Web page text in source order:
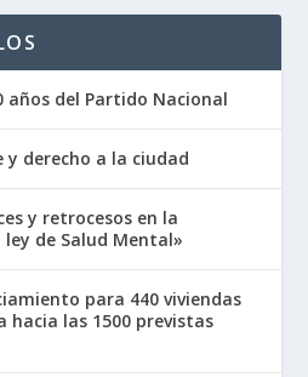
años del Partido Nacional
y derecho a la ciudad
y retrocesos en la
de Salud Mental»
para 440 viviendas
hacia las 1500 previstas